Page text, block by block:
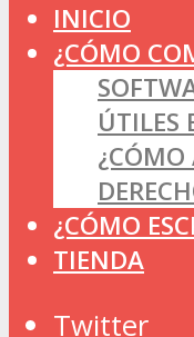
INICIO
¿CÓMO
ÚTILES
¿CÓMO
TIENDA
Twitter